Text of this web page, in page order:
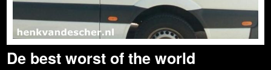
De best worst of the world